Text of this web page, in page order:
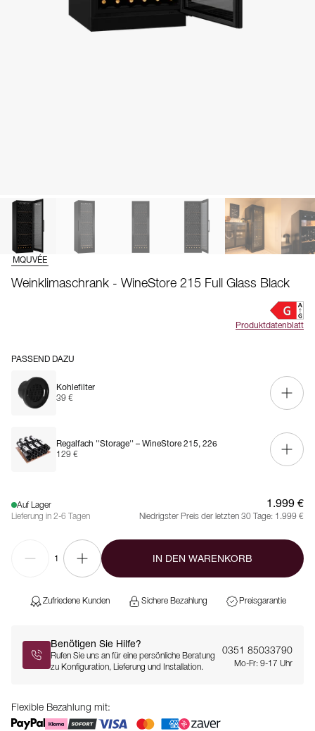
MQUVÉE
Weinklimaschrank - WineStore 215 Full Glass Black
Produktdatenblatt
PASSEND DAZU
Kohlefilter
39 €
Regalfach ''Storage'' – WineStore 215, 226
129 €
Auf Lager
Lieferung in 2-6 Tagen
1.999 €
Niedrigster Preis der letzten 30 Tage: 1.999 €
1 IN DEN WARENKORB
Zufriedene Kunden Sichere Bezahlung Preisgarantie
Benötigen Sie Hilfe?
Rufen Sie uns an für eine persönliche Beratung
zu Konfiguration, Lieferung und Installation.
0351 85033790
Mo-Fr: 9-17 Uhr
Flexible Bezahlung mit: